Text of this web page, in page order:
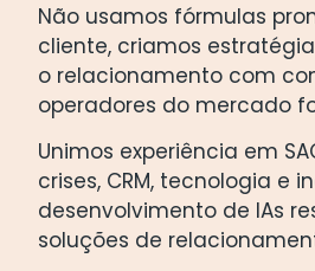
Não usamos fórmulas
cliente, criamos
o relacionamento com
operadores do mercado
Unimos experiência em
crises, CRM, tecnologia e
desenvolvimento de IAs
soluções de